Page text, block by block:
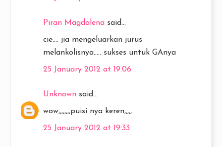
Piran Magdalena said...
cie.... jia mengeluarkan jurus
melankolisnya..... sukses untuk GAnya
25 January 2012 at 19:06
Unknown said...
wow,,,,,,,,puisi nya keren,,,,,
25 January 2012 at 19:33